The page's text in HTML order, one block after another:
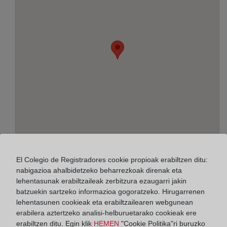
Helbidea:
Josep Llança, 1-7, 1º, 8800
Horario:
De lunes a viernes de 09:00 a 17:00 horas
El Colegio de Registradores cookie propioak erabiltzen ditu:
nabigazioa ahalbidetzeko beharrezkoak direnak eta
lehentasunak erabiltzaileak zerbitzura ezaugarri jakin
batzuekin sartzeko informazioa gogoratzeko. Hirugarrenen
lehentasunen cookieak eta erabiltzailearen webgunean
erabilera aztertzeko analisi-helburuetarako cookieak ere
erabiltzen ditu. Egin klik HEMEN "Cookie Politika"ri buruzko